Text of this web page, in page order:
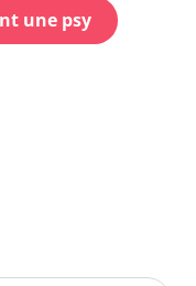
une psy